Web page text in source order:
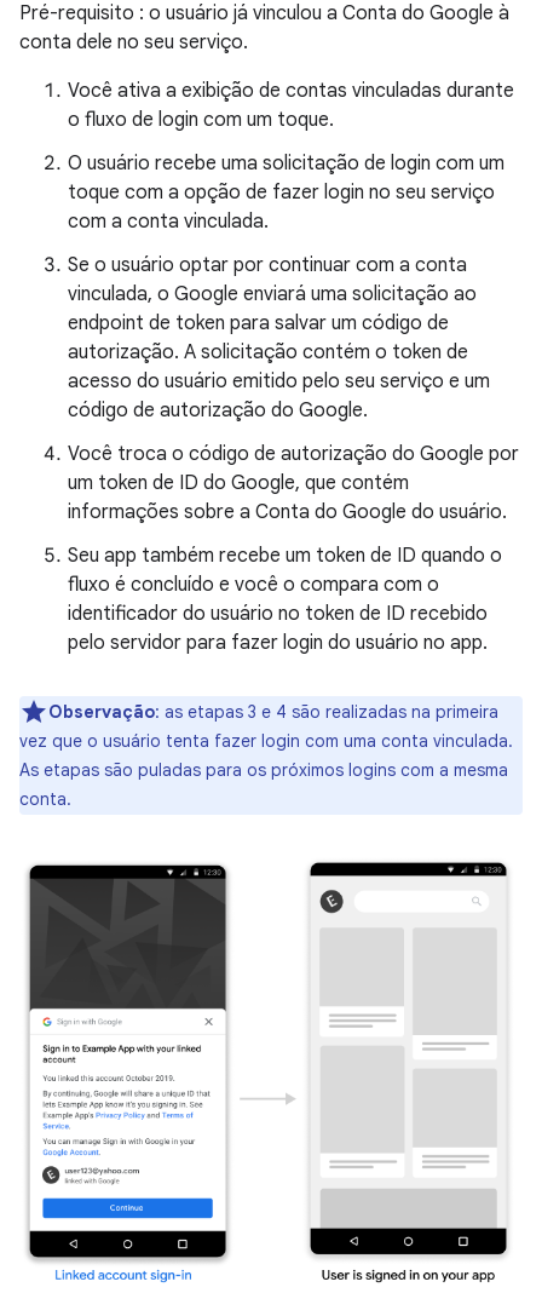
Pré-requisito : o usuário já vinculou a Conta do Google à
conta dele no seu serviço.
Você ativa a exibição de contas vinculadas durante
o fluxo de login com um toque.
O usuário recebe uma solicitação de login com um
toque com a opção de fazer login no seu serviço
com a conta vinculada.
Se o usuário optar por continuar com a conta
vinculada, o Google enviará uma solicitação ao
endpoint de token para salvar um código de
autorização. A solicitação contém o token de
acesso do usuário emitido pelo seu serviço e um
código de autorização do Google.
Você troca o código de autorização do Google por
um token de ID do Google, que contém
informações sobre a Conta do Google do usuário.
Seu app também recebe um token de ID quando o
fluxo é concluído e você o compara com o
identificador do usuário no token de ID recebido
pelo servidor para fazer login do usuário no app.
Observação: as etapas 3 e 4 são realizadas na primeira
vez que o usuário tenta fazer login com uma conta vinculada.
As etapas são puladas para os próximos logins com a mesma
conta.